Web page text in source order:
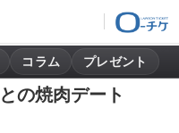
コラム プレゼント
との焼肉デート